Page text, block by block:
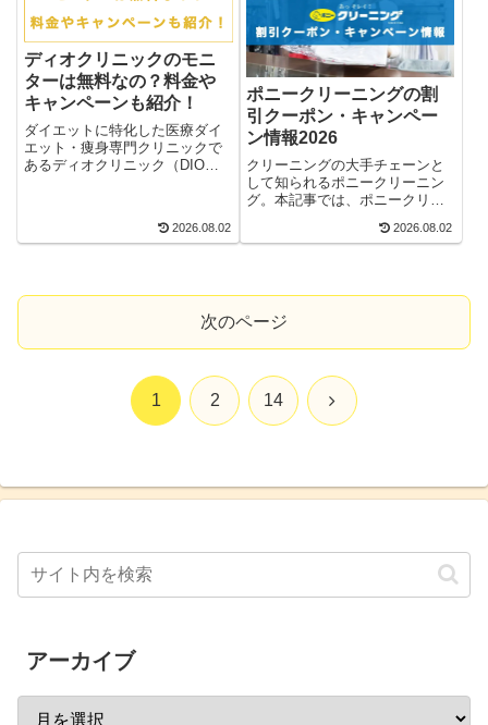
の割引キャンペーンまで豊富な
情報を紹介します。
ディオクリニックのモニ
ターは無料なの？料金や
キャンペーンも紹介！
ダイエットに特化した医療ダイ
エット・痩身専門クリニックで
あるディオクリニック（DIOク
は無料なのでしょうか、お得な
2026.08.02
ポニークリーニングの割
引クーポン・キャンペー
ン情報2026
クリーニングの大手チェーンと
して知られるポニークリーニン
グ。本記事では、ポニークリー
ンコード・セール・キャンペー
解説します。
2026.08.02
次のページ
1 2 14 次
アーカイブ